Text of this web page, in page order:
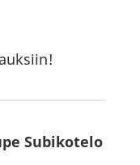
Subikotelo